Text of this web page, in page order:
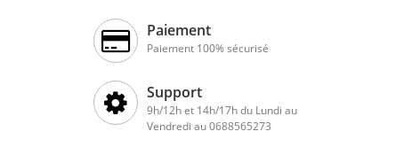
Paiement
Paiement 100% sécurisé
Support
9h/12h et 14h/17h du Lundi au
Vendredi au 0688565273